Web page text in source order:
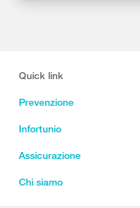
Quick link
Prevenzione
Infortunio
Assicurazione
Chi siamo